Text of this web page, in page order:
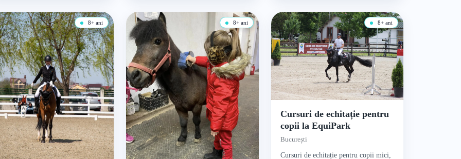
8+ ani 8+ ani 8+ ani
Cursuri de echitație pentru
copii la EquiPark
București
Cursuri de echitație pentru copii mici,